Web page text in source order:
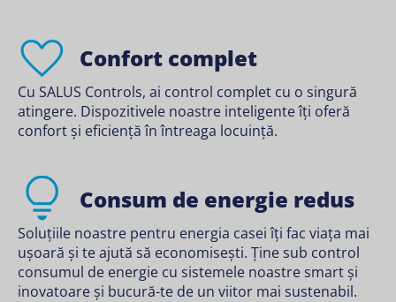
Confort complet
Cu SALUS Controls, ai control complet cu o singură
atingere. Dispozitivele noastre inteligente îți oferă
confort și eficiență în întreaga locuință.
Consum de energie redus
Soluțiile noastre pentru energia casei îți fac viața mai
ușoară și te ajută să economisești. Ține sub control
consumul de energie cu sistemele noastre smart și
inovatoare și bucură-te de un viitor mai sustenabil.